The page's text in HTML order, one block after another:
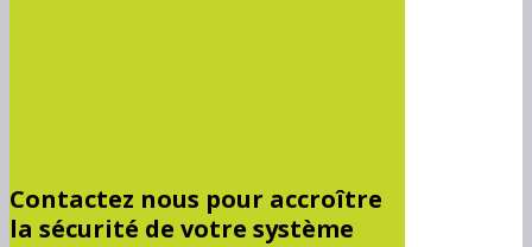
Contactez nous pour accroître
la sécurité de votre système